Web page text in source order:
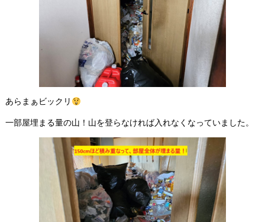
あらまぁビックリ
一部屋埋まる量の山！山を登らなければ入れなくなっていました。